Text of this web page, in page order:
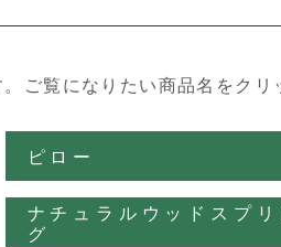
ご覧になりたい商品名をクリ
ピロー
ナチュラルウッドスプリ
グ